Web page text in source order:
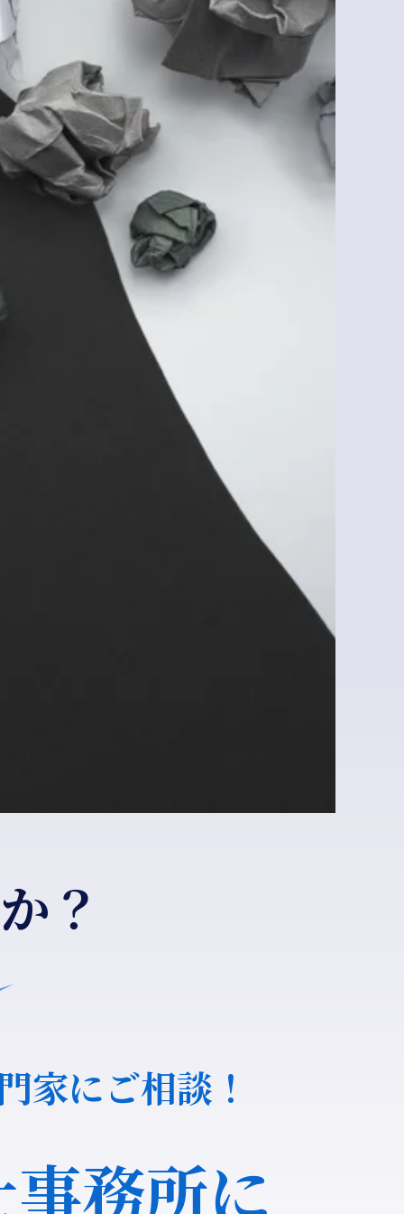
？
家にご相談！
務所に